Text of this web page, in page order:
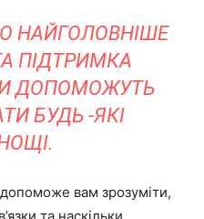
НАЙГОЛОВНІШЕ
ПІДТРИМКА
ДОПОМОЖУТЬ
БУДЬ -ЯКІ
вам зрозуміти,